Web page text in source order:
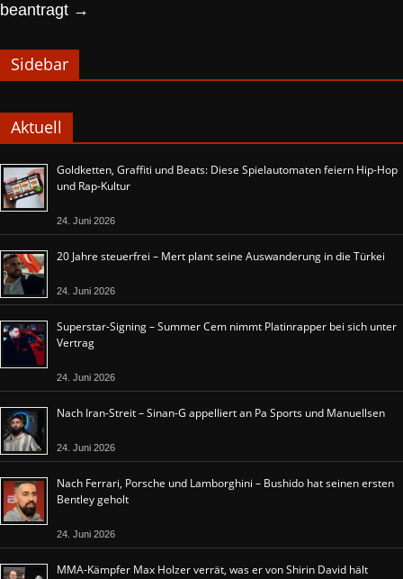
beantragt →
Sidebar
Aktuell
Goldketten, Graffiti und Beats: Diese Spielautomaten feiern Hip-Hop
und Rap-Kultur
24. Juni 2026
20 Jahre steuerfrei – Mert plant seine Auswanderung in die Türkei
24. Juni 2026
Superstar-Signing – Summer Cem nimmt Platinrapper bei sich unter
Vertrag
24. Juni 2026
Nach Iran-Streit – Sinan-G appelliert an Pa Sports und Manuellsen
24. Juni 2026
Nach Ferrari, Porsche und Lamborghini – Bushido hat seinen ersten
Bentley geholt
24. Juni 2026
MMA-Kämpfer Max Holzer verrät, was er von Shirin David hält